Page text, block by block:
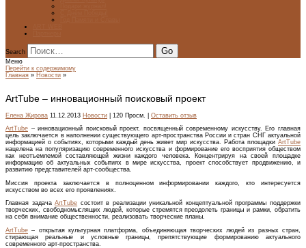
Search
Меню
Перейти к содержимому
Главная » Новости »
ArtTube – инновационный поисковый проект
Елена Жирова 11.12.2013 Новости | 120 Просм. | Оставить отзыв
ArtTube – инновационный поисковый проект, посвященный современному искусству. Его главная
цель заключается в наполнении существующего арт-пространства России и стран СНГ актуальной
информацией о событиях, которыми каждый день живет мир искусства. Работа площадки ArtTube
нацелена на популяризацию современного искусства и формирование его восприятия обществом
как неотъемлемой составляющей жизни каждого человека. Концентрируя на своей площадке
информацию об актуальных событиях в мире искусства, проект способствует продвижению, и
развитию представителей арт-сообщества.
Миссия проекта заключается в полноценном информировании каждого, кто интересуется
искусством во всех его проявлениях.
Главная задачаArtTube состоит в реализации уникальной концептуальной программы поддержки
творческих, свободномыслящих людей, которые стремятся преодолеть границы и рамки, обратить
на себя внимание общественности, реализовать творческие планы.
ArtTube – открытая культурная платформа, объединяющая творческих людей из разных стран,
стирающая реальные и условные границы, препятствующие формированию актуального
современного арт-пространства.